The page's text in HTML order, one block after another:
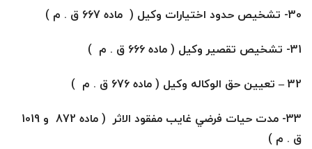
30- تشخيص حدود اختيارات وكيل ( ماده 667 ق . م )
31- تشخيص تقصير وكيل ( ماده 666 ق . م )
32
–تعيين حق الوكاله وكيل ( ماده 676 ق . م )
33- مدت حيات فرضي غايب مفقود الاثر ( ماده 872 و 1019
ق . م )